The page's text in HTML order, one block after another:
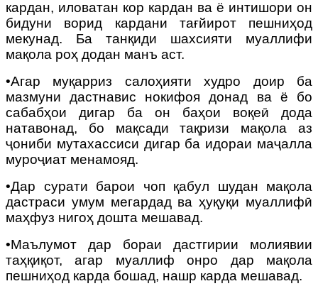
кардан, иловатан кор кардан ва ё интишори он
бидуни ворид кардани тағйирот пешниҳод
мекунад. Ба танқиди шахсияти муаллифи
мақола роҳ додан манъ аст.
•Агар муқарриз салоҳияти худро доир ба
мазмуни дастнавис нокифоя донад ва ё бо
сабабҳои дигар ба он баҳои воқеӣ дода
натавонад, бо мақсади тақризи мақола аз
ҷониби мутахассиси дигар ба идораи маҷалла
муроҷиат менамояд.
•Дар сурати барои чоп қабул шудан мақола
дастраси умум мегардад ва ҳуқуқи муаллифӣ
маҳфуз нигоҳ дошта мешавад.
•Маълумот дар бораи дастгирии молиявии
таҳқиқот, агар муаллиф онро дар мақола
пешниҳод карда бошад, нашр карда мешавад.